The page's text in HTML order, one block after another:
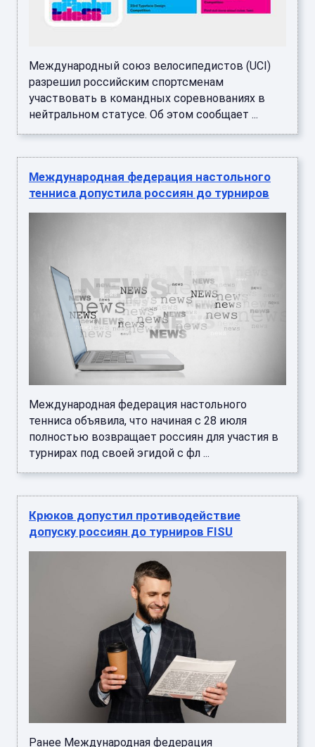
Международный союз велосипедистов (UCI)
разрешил российским спортсменам
участвовать в командных соревнованиях в
нейтральном статусе. Об этом сообщает ...
Международная федерация настольного
тенниса допустила россиян до турниров
Международная федерация настольного
тенниса объявила, что начиная с 28 июля
полностью возвращает россиян для участия в
турнирах под своей эгидой с фл ...
Крюков допустил противодействие
допуску россиян до турниров FISU
Ранее Международная федерация